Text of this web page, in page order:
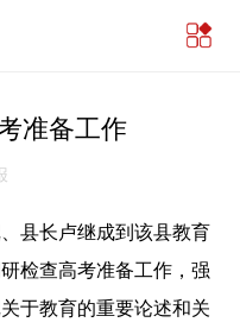
准备工作
县长卢继成到该县教育
检查高考准备工作，强
于教育的重要论述和关